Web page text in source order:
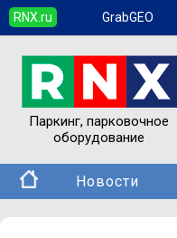
RNX.ru GrabGEO
Паркинг, парковочное
оборудование
Новости